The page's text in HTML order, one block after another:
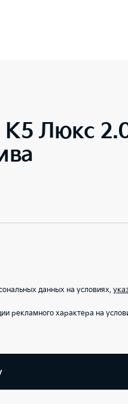
K5 Люкс
данных на условиях,
рекламного характера на